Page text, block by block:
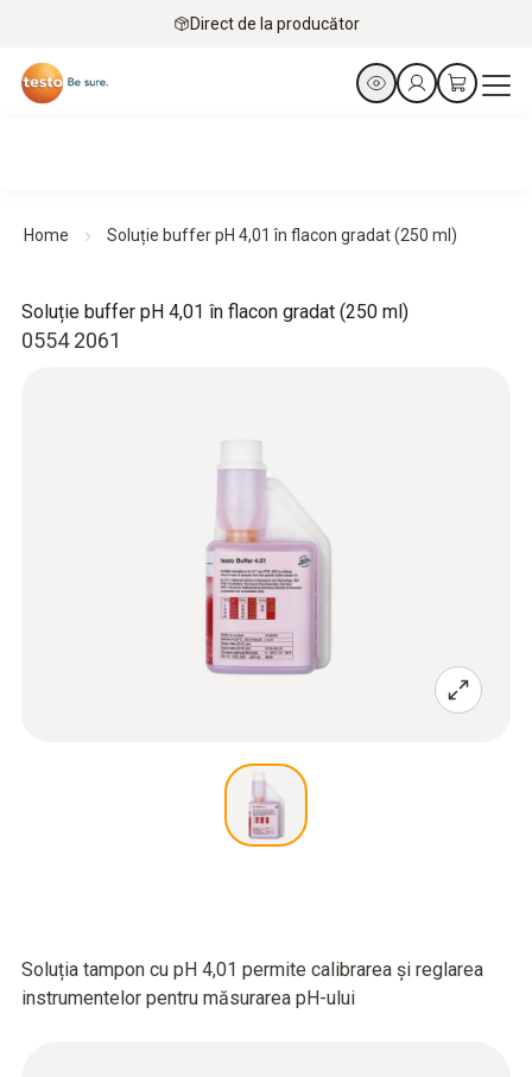
Direct de la producător
Home Soluție buffer pH 4,01 în flacon gradat (250 ml)
0554 2061
Soluție buffer pH 4,01 în flacon gradat (250 ml)
Soluția tampon cu pH 4,01 permite calibrarea și reglarea
instrumentelor pentru măsurarea pH-ului